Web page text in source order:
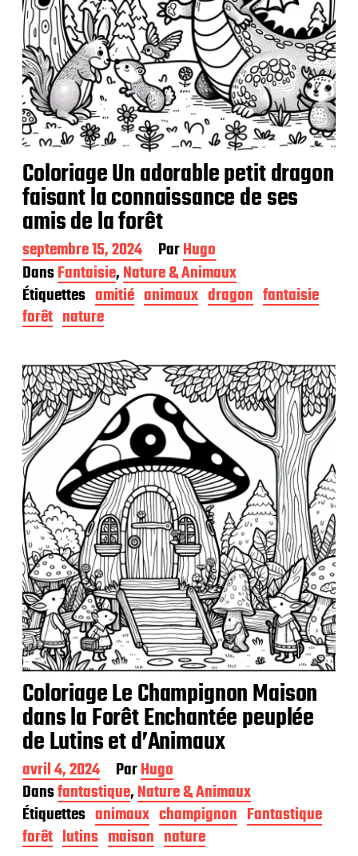
Coloriage Un adorable petit dragon
faisant la connaissance de ses
amis de la forêt
D
a
t
e
d
e
u
b
l
i
c
a
t
i
o
n
septembre 15, 2024 ParHugo
DansFantaisie,Nature & Animaux
Étiquettes amitié animaux dragon fantaisie
forêt nature
Coloriage Le Champignon Maison
dans la Forêt Enchantée peuplée
de Lutins et d’Animaux
D
a
t
e
d
e
avril 4, 2024 ParHugo
Dansfantastique,Nature & Animaux
Étiquettes animaux champignon Fantastique
forêt lutins maison nature